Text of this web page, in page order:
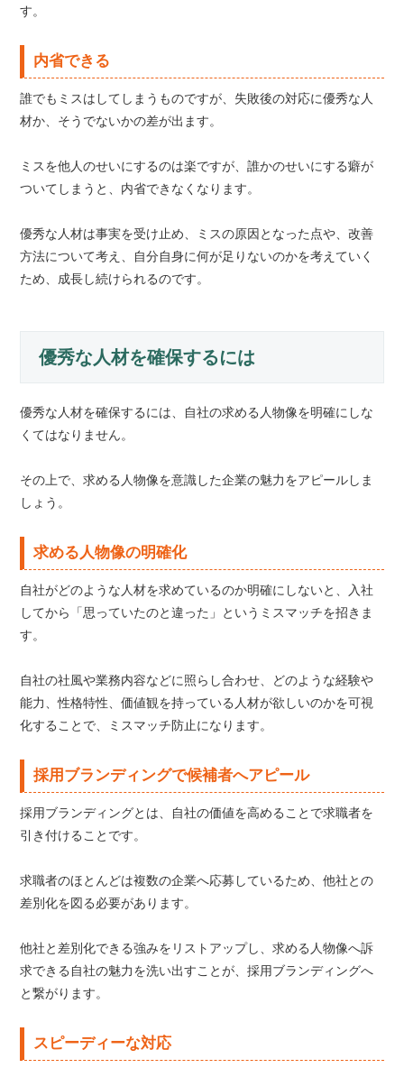
す。
内省できる
誰でもミスはしてしまうものですが、失敗後の対応に優秀な人
材か、そうでないかの差が出ます。
ミスを他人のせいにするのは楽ですが、誰かのせいにする癖が
ついてしまうと、内省できなくなります。
優秀な人材は事実を受け止め、ミスの原因となった点や、改善
方法について考え、自分自身に何が足りないのかを考えていく
ため、成長し続けられるのです。
優秀な人材を確保するには
優秀な人材を確保するには、自社の求める人物像を明確にしな
くてはなりません。
その上で、求める人物像を意識した企業の魅力をアピールしま
しょう。
求める人物像の明確化
自社がどのような人材を求めているのか明確にしないと、入社
してから「思っていたのと違った」というミスマッチを招きま
す。
自社の社風や業務内容などに照らし合わせ、どのような経験や
能力、性格特性、価値観を持っている人材が欲しいのかを可視
化することで、ミスマッチ防止になります。
採用ブランディングで候補者へアピール
採用ブランディングとは、自社の価値を高めることで求職者を
引き付けることです。
求職者のほとんどは複数の企業へ応募しているため、他社との
差別化を図る必要があります。
他社と差別化できる強みをリストアップし、求める人物像へ訴
求できる自社の魅力を洗い出すことが、採用ブランディングへ
と繋がります。
スピーディーな対応